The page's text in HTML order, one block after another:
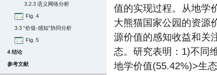
3.2.3 语义网络分析
Fig. 4
3.3 “价值-感知”协同分析
Fig. 5
4 结论
参考文献
值的实现过程。从地学
大熊猫国家公园的资源
源价值的感知收益和关
态。研究表明：1)不同
地学价值(55.42%)>生